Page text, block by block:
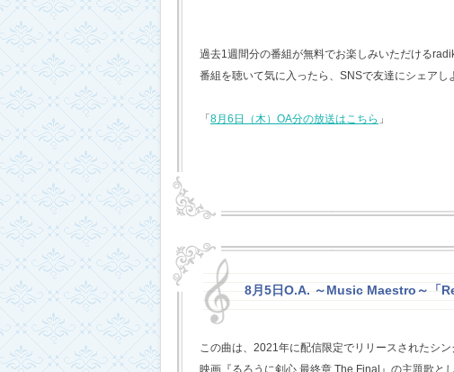
過去1週間分の番組が無料でお楽しみいただける
番組を聴いて気に入ったら、SNSで友達にシェアし
「 8月6日（木）OA分の放送はこちら 」
8月5日O.A. ～Music Maestro～「
この曲は、2021年に配信限定でリリースされたシン
映画『るろうに剣心 最終章 The Final』の主題歌と